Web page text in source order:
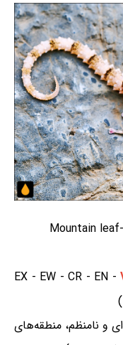
و نامنظم، منطقه‌های